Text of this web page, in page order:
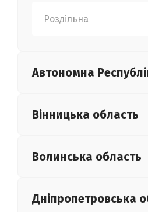
Роздільна
Автономна
Вінницька область
Волинська область
Дніпропетровська